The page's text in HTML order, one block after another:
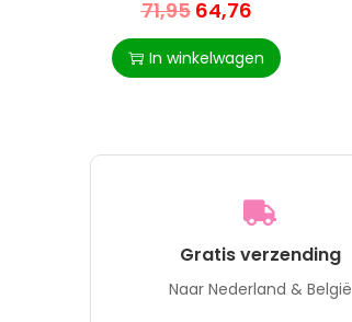
70 Cm
71,95 64,76
In winkelwagen
Gratis verzending
Naar Nederland & België